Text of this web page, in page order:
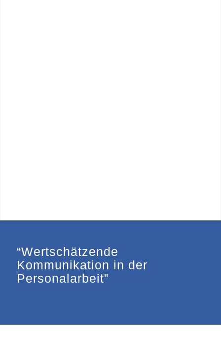
“Wertschätzende
Kommunikation in der
Personalarbeit”